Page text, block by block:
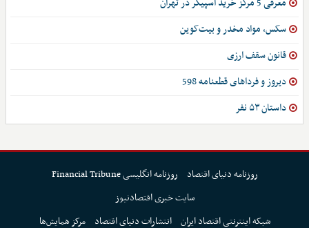
سکس، مواد مخدر و بیت‌کوین
قانون سقف ارزی
دیروز و فرداهای قطعنامه 598
داستان ۵۳ نفر
روزنامه دنیای اقتصاد
روزنامه انگلیسی Financial Tribune
سایت خبری اقتصادنیوز
شبکه اینترنتی اقتصاد ایران انتشارات دنیای اقتصاد مرکز همایش‌ها